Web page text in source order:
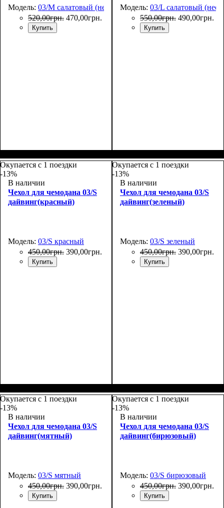
Модель: 03/M салатовый (неон)
520,00грн. 470,00грн.
Купить
Модель: 03/L салатовый
550,00грн. 490,00грн.
Купить
Окупается с 1 поездки
-13%
В наличии
Чехол для чемодана 03/S
дайвинг(красный)
Модель: 03/S красный
450,00грн. 390,00грн.
Купить
Окупается с 1 поездки
-13%
В наличии
Чехол для чемодана 03/S
дайвинг(зеленый)
Модель: 03/S зеленый
450,00грн. 390,00грн.
Купить
Окупается с 1 поездки
-13%
В наличии
Чехол для чемодана 03/S
дайвинг(мятный)
Модель: 03/S мятный
450,00грн. 390,00грн.
Купить
Окупается с 1 поездки
-13%
В наличии
Чехол для чемодана 03/S
дайвинг(бирюзовый)
Модель: 03/S бирюзовый
450,00грн. 390,00грн.
Купить